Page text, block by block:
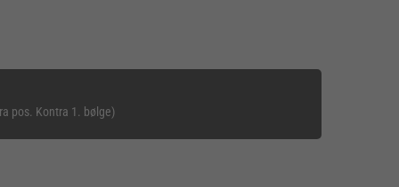
pos. Kontra 1. bølge)